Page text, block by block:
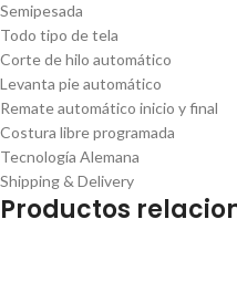
Semipesada
Todo tipo de tela
Corte de hilo automático
Levanta pie automático
Remate automático inicio y final
Costura libre programada
Tecnología Alemana
Shipping & Delivery
Productos